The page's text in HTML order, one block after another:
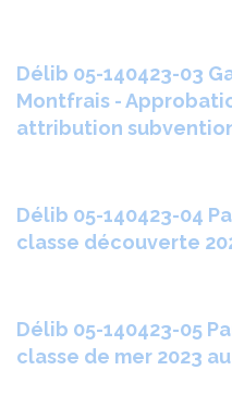
Délib 05-140423-03
Montfrais -
attribution
Délib 05-140423-04
classe découverte
Délib 05-140423-05
classe de mer 2023